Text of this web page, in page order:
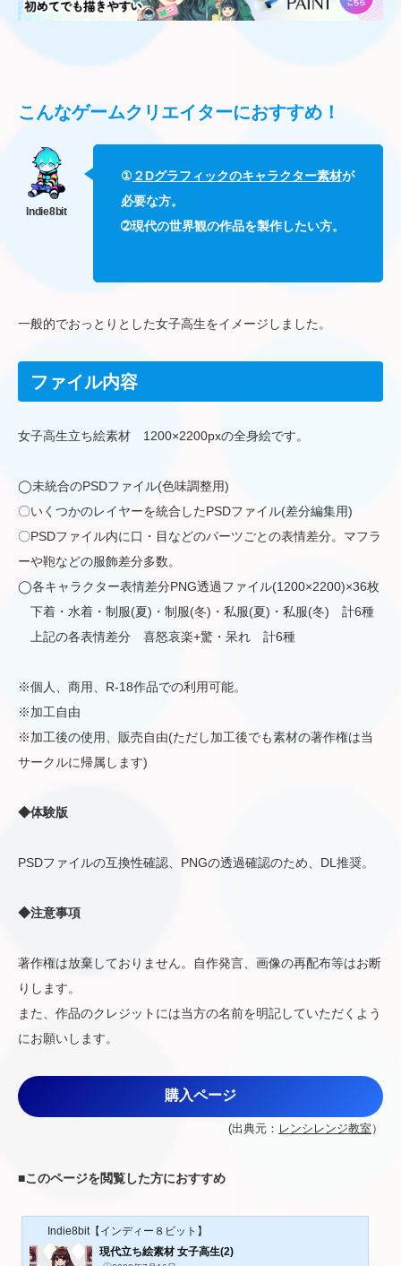
こんなゲームクリエイターにおすすめ！
① ２Dグラフィックのキャラクター素材が
必要な方。
➁現代の世界観の作品を製作したい方。
一般的でおっとりとした女子高生をイメージしました。
ファイル内容
女子高生立ち絵素材 1200×2200pxの全身絵です。
◯未統合のPSDファイル(色味調整用)
〇いくつかのレイヤーを統合したPSDファイル(差分編集用)
〇PSDファイル内に口・目などのパーツごとの表情差分。マフラ
ーや鞄などの服飾差分多数。
◯各キャラクター表情差分PNG透過ファイル(1200×2200)×36枚
下着・水着・制服(夏)・制服(冬)・私服(夏)・私服(冬) 計6種
上記の各表情差分 喜怒哀楽+驚・呆れ 計6種
※個人、商用、R-18作品での利用可能。
※加工自由
※加工後の使用、販売自由(ただし加工後でも素材の著作権は当
サークルに帰属します)
◆体験版
PSDファイルの互換性確認、PNGの透過確認のため、DL推奨。
◆注意事項
著作権は放棄しておりません。自作発言、画像の再配布等はお断
りします。
また、作品のクレジットには当方の名前を明記していただくよう
にお願いします。
購入ページ
(出典元： レンシレンジ教室 ）
■このページを閲覧した方におすすめ
Indie8bit【インディー８ビット】
現代立ち絵素材 女子高生(2)